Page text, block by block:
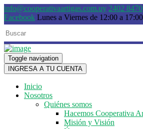
info@cooperativaartigas.com.uy 2402 8470
Facebook Lunes a Viernes de 12:00 a 17:00
Toggle navigation
INGRESA A TU CUENTA
Inicio
Nosotros
Quiénes somos
Hacemos Cooperativa
Misión y Visión